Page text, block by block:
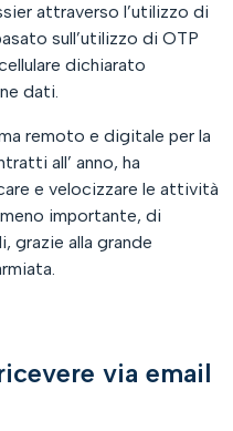
attraverso l’utilizzo di
sull’utilizzo di OTP
dichiarato
dati.
remoto e digitale per la
all’ anno, ha
e velocizzare le attività
importante, di
grazie alla grande
via email